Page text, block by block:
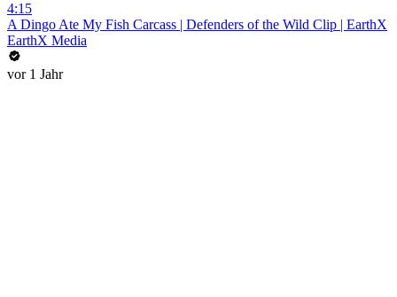
4:15
A Dingo Ate My Fish Carcass | Defenders of the Wild Clip | EarthX
EarthX Media
vor 1 Jahr